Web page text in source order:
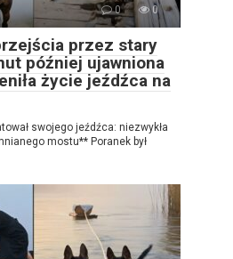
0 0
przez stary
później ujawniona
życie jeźdźca na
swojego jeźdźca: niezwykła
mostu** Poranek był